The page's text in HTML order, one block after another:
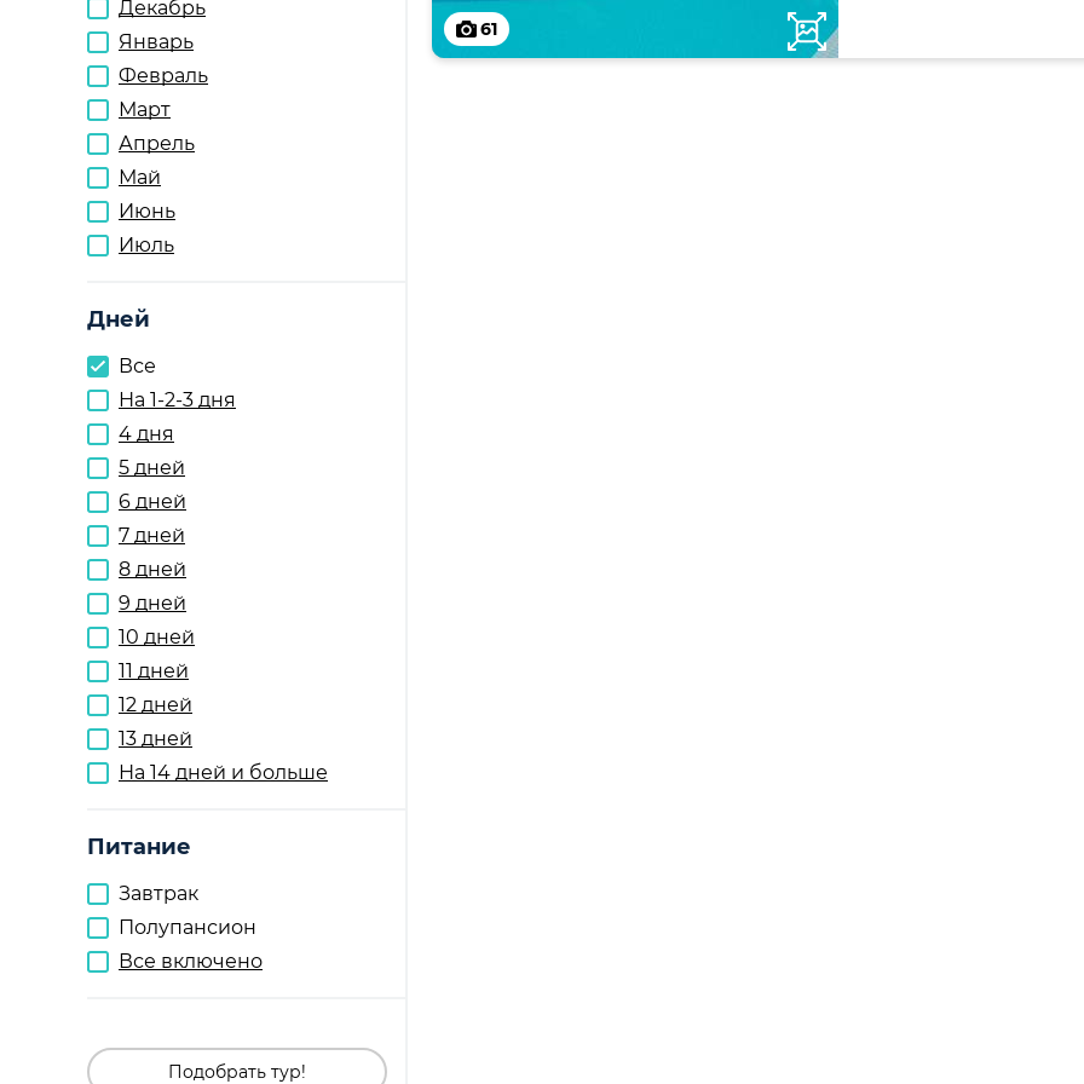
Декабрь
Январь
Февраль
Март
Апрель
Май
Июнь
Июль
Дней
Все
На 1-2-3 дня
4 дня
5 дней
6 дней
7 дней
8 дней
9 дней
10 дней
11 дней
12 дней
13 дней
На 14 дней и больше
Питание
Завтрак
Полупансион
Все включено
Подобрать тур!
61